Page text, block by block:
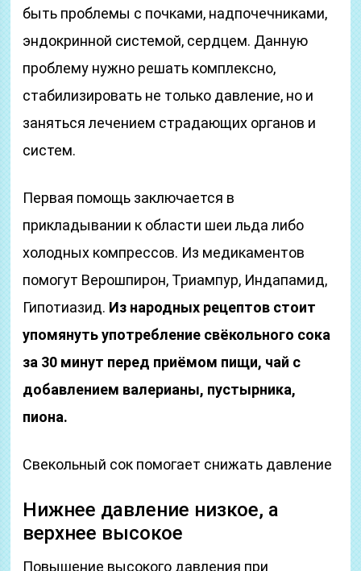
быть проблемы с почками, надпочечниками,
эндокринной системой, сердцем. Данную
проблему нужно решать комплексно,
стабилизировать не только давление, но и
заняться лечением страдающих органов и
систем.
Первая помощь заключается в
прикладывании к области шеи льда либо
холодных компрессов. Из медикаментов
помогут Верошпирон, Триампур, Индапамид,
Гипотиазид. Из народных рецептов стоит
упомянуть употребление свёкольного сока
за 30 минут перед приёмом пищи, чай с
добавлением валерианы, пустырника,
пиона.
Свекольный сок помогает снижать давление
Нижнее давление низкое, а
верхнее высокое
Повышение высокого давления при